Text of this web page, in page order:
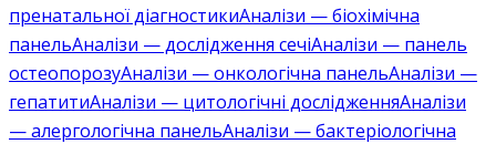
пренатальної діагностикиАналізи — біохімічна
панельАналізи — дослідження сечіАналізи — панель
остеопорозуАналізи — онкологічна панельАналізи —
гепатитиАналізи — цитологічні дослідженняАналізи
— алергологічна панельАналізи — бактеріологічна